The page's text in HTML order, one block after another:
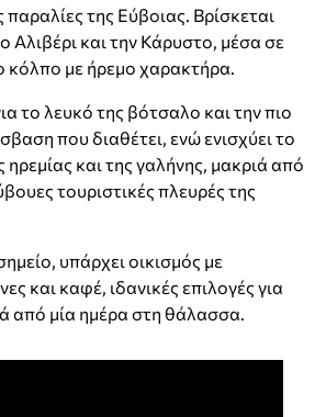
παραλίες της Εύβοιας. Βρίσκεται
Αλιβέρι και την Κάρυστο, μέσα σε
κόλπο με ήρεμο χαρακτήρα.
το λευκό της βότσαλο και την πιο
που διαθέτει, ενώ ενισχύει το
ηρεμίας και της γαλήνης, μακριά από
τουριστικές πλευρές της
υπάρχει οικισμός με
και καφέ, ιδανικές επιλογές για
από μία ημέρα στη θάλασσα.